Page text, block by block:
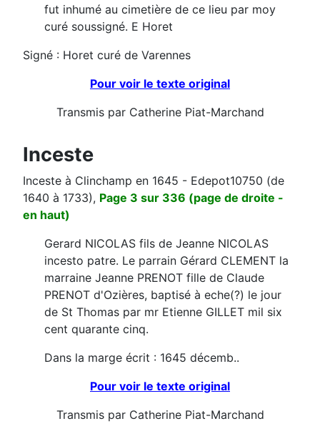
fut inhumé au cimetière de ce lieu par moy
curé soussigné. E Horet
Signé : Horet curé de Varennes
Pour voir le texte original
Transmis par Catherine Piat-Marchand
Inceste
Inceste à Clinchamp en 1645 - Edepot10750 (de
1640 à 1733), Page 3 sur 336 (page de droite -
en haut)
Gerard NICOLAS fils de Jeanne NICOLAS
incesto patre. Le parrain Gérard CLEMENT la
marraine Jeanne PRENOT fille de Claude
PRENOT d'Ozières, baptisé à eche(?) le jour
de St Thomas par mr Etienne GILLET mil six
cent quarante cinq.
Dans la marge écrit : 1645 décemb..
Pour voir le texte original
Transmis par Catherine Piat-Marchand